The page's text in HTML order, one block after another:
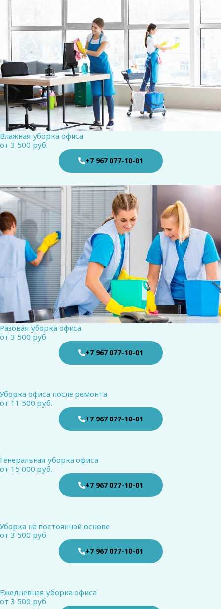
Влажная уборка офиса
от 3 500 руб.
+7 967 077-10-01
Разовая уборка офиса
от 3 500 руб.
+7 967 077-10-01
Уборка офиса после ремонта
от 11 500 руб.
+7 967 077-10-01
Генеральная уборка офиса
от 15 000 руб.
+7 967 077-10-01
Уборка на постоянной основе
от 3 500 руб.
+7 967 077-10-01
Ежедневная уборка офиса
от 3 500 руб.